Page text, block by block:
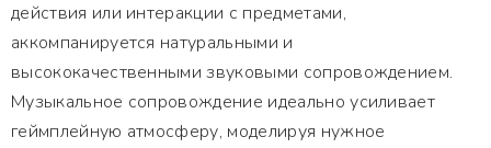
действия или интеракции с предметами,
аккомпанируется натуральными и
высококачественными звуковыми сопровождением.
Музыкальное сопровождение идеально усиливает
геймплейную атмосферу, моделируя нужное